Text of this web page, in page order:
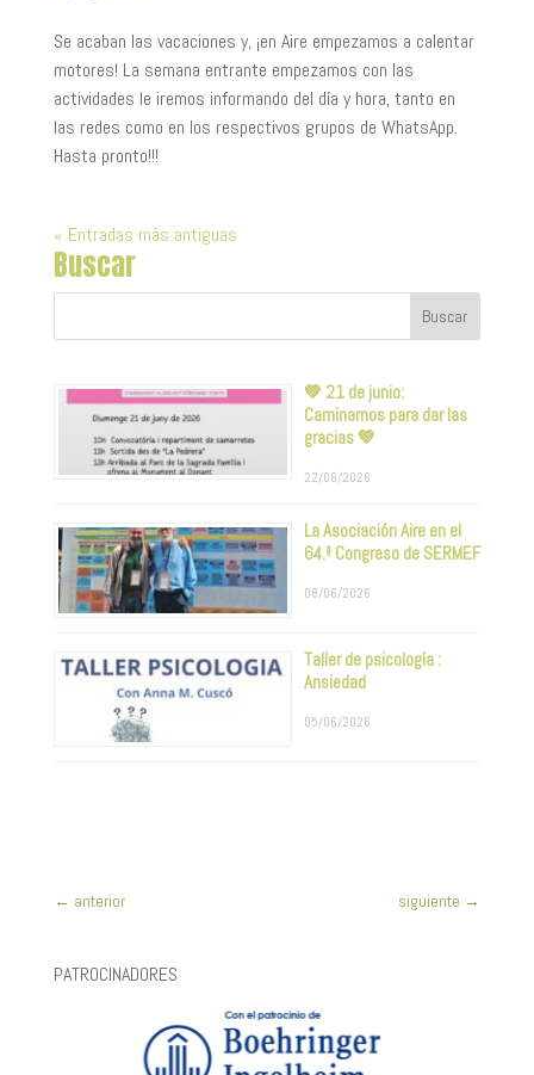
Se acaban las vacaciones y, ¡en Aire empezamos a calentar
motores! La semana entrante empezamos con las
actividades le iremos informando del día y hora, tanto en
las redes como en los respectivos grupos de WhatsApp.
Hasta pronto!!!
« Entradas más antiguas
Buscar
💚 21 de junio:
Caminamos para dar las
gracias 💚
22/06/2026
La Asociación Aire en el
64.º Congreso de SERMEF
08/06/2026
Taller de psicología :
Ansiedad
05/06/2026
← anterior siguiente →
PATROCINADORES